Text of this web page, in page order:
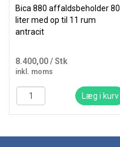
Bica 880 affaldsbeholder 80
liter med op til 11 rum
antracit
8.400,00/ Stk
inkl. moms
Læg i kurv